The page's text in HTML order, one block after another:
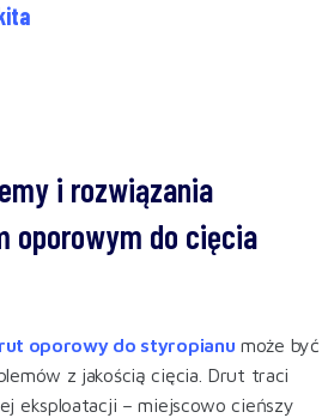
i rozwiązania
oporowym do cięcia
oporowy do styropianu może być
z jakością cięcia. Drut traci
eksploatacji – miejscowo cieńszy